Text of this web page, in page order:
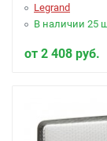
Legrand
В наличии 25
от 2 408 руб.